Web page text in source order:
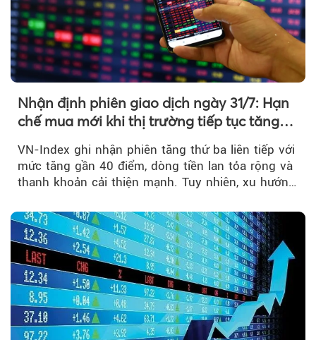
Nhận định phiên giao dịch ngày 31/7: Hạn
chế mua mới khi thị trường tiếp tục tăng
VN-Index ghi nhận phiên tăng thứ ba liên tiếp với
mức tăng gần 40 điểm, dòng tiền lan tỏa rộng và
thanh khoản cải thiện mạnh. Tuy nhiên, xu hướng